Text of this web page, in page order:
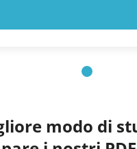
modo di